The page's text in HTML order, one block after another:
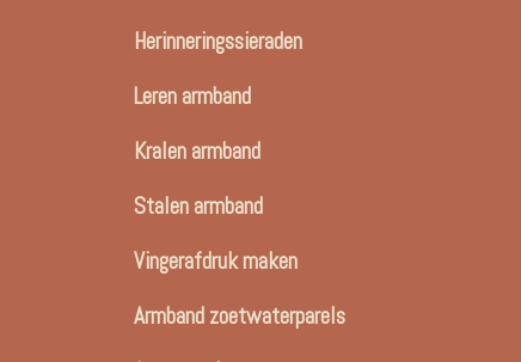
Herinneringssieraden
Leren armband
Kralen armband
Stalen armband
Vingerafdruk maken
Armband zoetwaterparels